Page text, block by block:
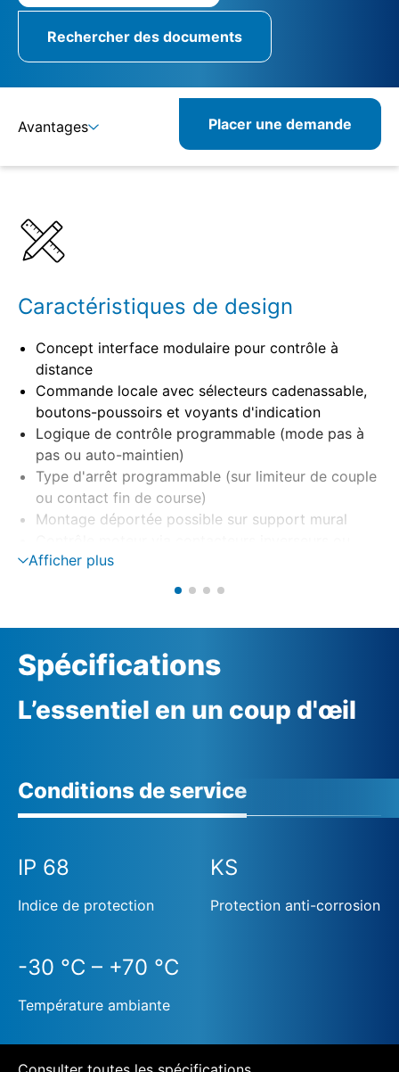
Rechercher des documents
Avantages Placer une demande
Caractéristiques de design
Concept interface modulaire pour contrôle à
distance
Commande locale avec sélecteurs cadenassable,
boutons-poussoirs et voyants d'indication
Logique de contrôle programmable (mode pas à
pas ou auto-maintien)
Type d'arrêt programmable (sur limiteur de couple
ou contact fin de course)
Montage déportée possible sur support mural
thyristors (option)
Surveillance de phase avec correction de phase
Alimentation externe 24 V DC (option)
Afficher plus
Spécifications
L’essentiel en un coup d'œil
Conditions de service
IP 68
Indice de protection
KS
Protection anti-corrosion
-30 °C – +70 °C
Température ambiante